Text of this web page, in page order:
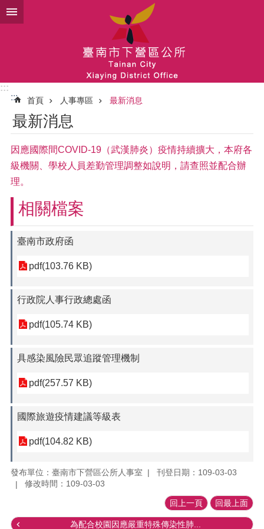
跳到主要內容區塊
:::
:::
首頁 人事專區 最新消息
最新消息
因應國際間COVID-19（武漢肺炎）疫情持續擴大，本府各
級機關、學校人員差勤管理調整如說明，請查照並配合辦
理。
相關檔案
臺南市政府函
pdf(103.76 KB)
行政院人事行政總處函
pdf(105.74 KB)
具感染風險民眾追蹤管理機制
pdf(257.57 KB)
國際旅遊疫情建議等級表
pdf(104.82 KB)
發布單位：臺南市下營區公所人事室
刊登日期：109-03-03
修改時間：109-03-03
回上一頁 回最上面
為配合校園因應嚴重特殊傳染性肺...